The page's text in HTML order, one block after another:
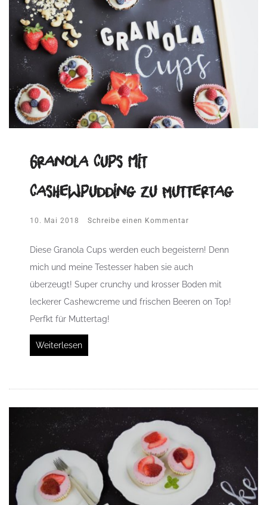
Granola Cups mit
Cashewpudding zu Muttertag
10. Mai 2018 Schreibe einen Kommentar
Diese Granola Cups werden euch begeistern! Denn
mich und meine Testesser haben sie auch
überzeugt! Super crunchy und krosser Boden mit
leckerer Cashewcreme und frischen Beeren on Top!
Perfkt für Muttertag!
Weiterlesen